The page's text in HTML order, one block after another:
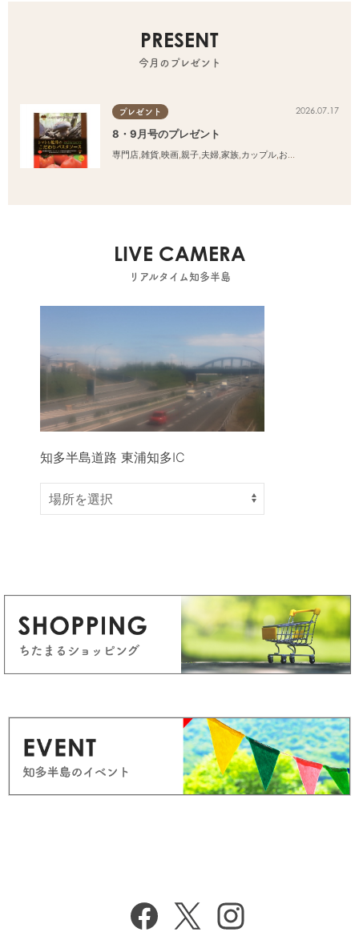
PRESENT
今月のプレゼント
プレゼント 2026.07.17
8・9月号のプレゼント
専門店,雑貨,映画,親子,夫婦,家族,カップル,おひとりさま
LIVE CAMERA
リアルタイム知多半島
知多半島道路 東浦知多IC